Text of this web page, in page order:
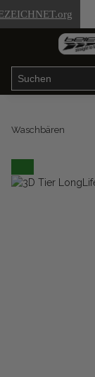
.org
Waschbären